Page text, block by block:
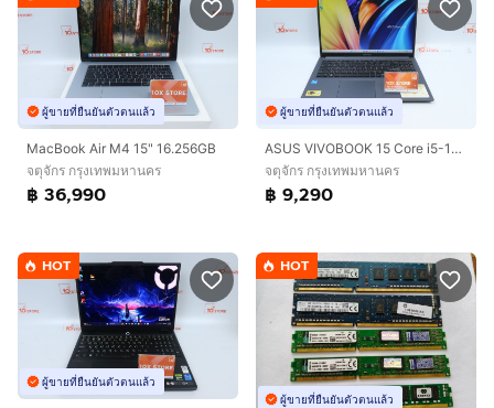
ผู้ขายที่ยืนยันตัวตนแล้ว
MacBook Air M4 15" 16.256GB
จตุจักร กรุงเทพมหานคร
฿ 36,990
ผู้ขายที่ยืนยันตัวตนแล้ว
ASUS VIVOBOOK 15 Core i5-1235U RAM8-512GB
จตุจักร กรุงเทพมหานคร
฿ 9,290
HOT
ผู้ขายที่ยืนยันตัวตนแล้ว
HOT
ผู้ขายที่ยืนยันตัวตนแล้ว